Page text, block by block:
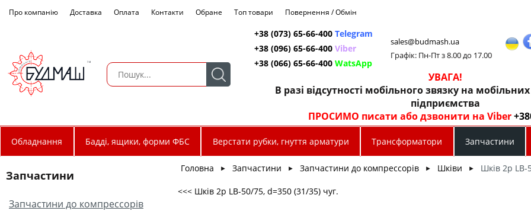
Про компанію Доставка Оплата Контакти Обране Топ товари Повернення / Обмін
+38 (073) 65-66-400 Telegram
+38 (096) 65-66-400 Viber
+38 (066) 65-66-400 WatsApp
sales@budmash.ua
Графік: Пн-Пт з 8.00 до 17.00
УВАГА!
В разі відсутності мобільного звязку на
підприємства
ПРОСИМО писати або дзвонити на Viber
Обладнання Бадді, ящики, форми ФБС Верстати рубки, гнуття арматури Трансформатори Запчастини
Запчастини
Запчастини до компрессорів
Головна ► Запчастини ► Запчастини до компрессорів ► Шківи ► Шків 2р LB-
<<< Шків 2р LB-50/75, d=350 (31/35) чуг.